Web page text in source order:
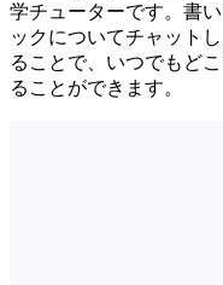
学チューターです。書
ックについてチャット
ることで、いつでもど
ることができます。